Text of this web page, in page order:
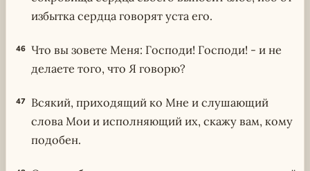
избытка сердца говорят уста его.
46 Что вы зовете Меня: Господи! Господи! - и не
делаете того, что Я говорю?
47 Всякий, приходящий ко Мне и слушающий
слова Мои и исполняющий их, скажу вам, кому
подобен.